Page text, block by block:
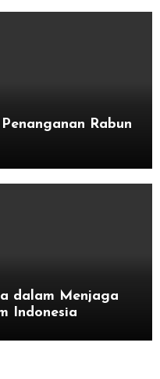
Rabun
dalam Menjaga
Indonesia